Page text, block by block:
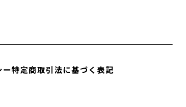
ー特定商取引法に基づく表記